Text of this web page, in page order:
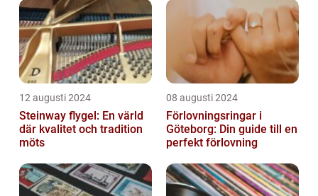
12 augusti 2024
Steinway flygel: En värld
där kvalitet och tradition
möts
08 augusti 2024
Förlovningsringar i
Göteborg: Din guide till en
perfekt förlovning